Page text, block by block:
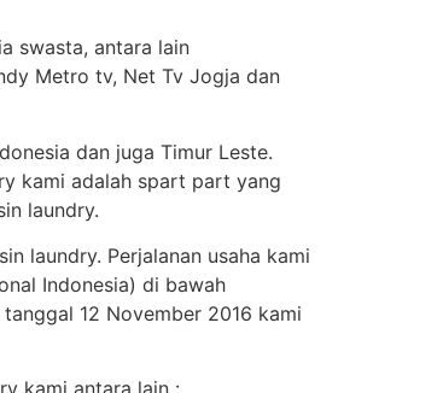
swasta, antara lain
Metro tv, Net Tv Jogja dan
dan juga Timur Leste.
kami adalah spart part yang
laundry.
laundry. Perjalanan usaha kami
Indonesia) di bawah
12 November 2016 kami